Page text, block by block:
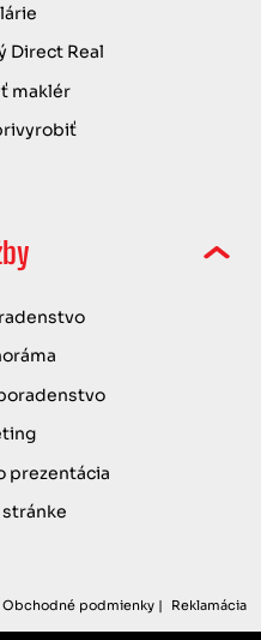
Direct Real
maklér
prezentácia
stránke
Obchodné podmienky Reklamácia